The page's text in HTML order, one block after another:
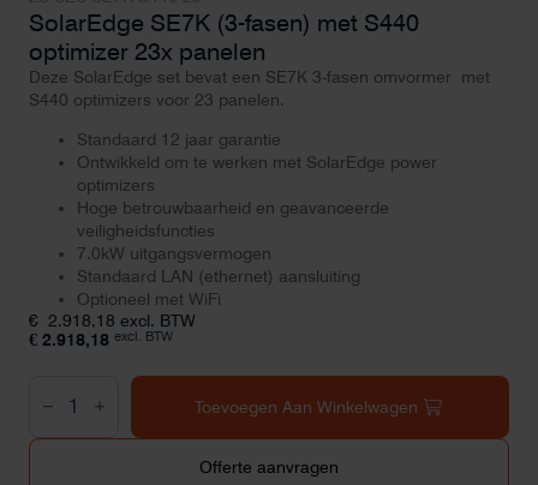
SolarEdge SE7K (3-fasen) met S440
optimizer 23x panelen
Deze SolarEdge set bevat een SE7K 3-fasen omvormer met
S440 optimizers voor 23 panelen.
Standaard 12 jaar garantie
Ontwikkeld om te werken met SolarEdge power
optimizers
Hoge betrouwbaarheid en geavanceerde
veiligheidsfuncties
7.0kW uitgangsvermogen
Standaard LAN (ethernet) aansluiting
Optioneel met WiFi
€ 2.918,18 excl. BTW
€ 2.918,18 excl. BTW
SE7K
fasen)
Toevoegen Aan Winkelwagen
Offerte aanvragen